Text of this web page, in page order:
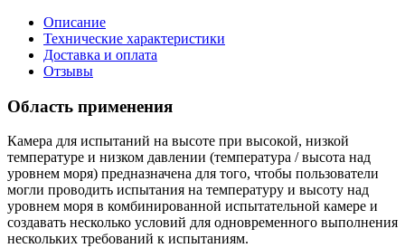
Описание
Технические характеристики
Доставка и оплата
Отзывы
Область применения
Камера для испытаний на высоте при высокой, низкой
температуре и низком давлении (температура / высота над
уровнем моря) предназначена для того, чтобы пользователи
могли проводить испытания на температуру и высоту над
уровнем моря в комбинированной испытательной камере и
создавать несколько условий для одновременного выполнения
нескольких требований к испытаниям.